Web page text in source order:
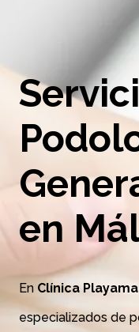
en
En Clínica
especializados de